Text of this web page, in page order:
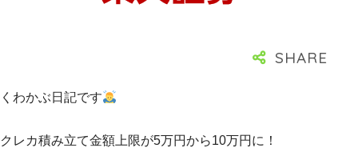
くわかぶ日記です
クレカ積み立て金額上限が5万円から10万円に！